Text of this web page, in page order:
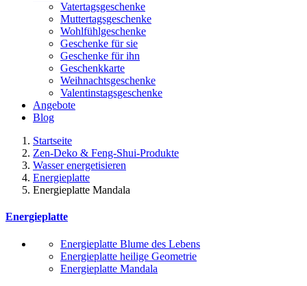
Vatertagsgeschenke
Muttertagsgeschenke
Wohlfühlgeschenke
Geschenke für sie
Geschenke für ihn
Geschenkkarte
Weihnachtsgeschenke
Valentinstagsgeschenke
Angebote
Blog
Startseite
Zen-Deko & Feng-Shui-Produkte
Wasser energetisieren
Energieplatte​
Energieplatte Mandala
Energieplatte​
Energieplatte Blume des Lebens
Energieplatte heilige Geometrie
Energieplatte Mandala